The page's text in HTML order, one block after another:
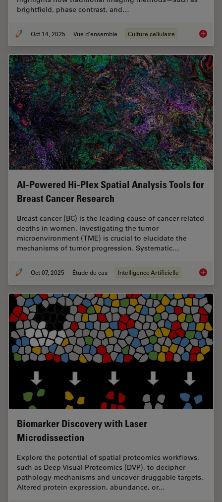
brightfield, phase contrast, and…
Oct 14, 2025 Vue d'ensemble Culture cellulaire
AI-Powered Hi-Plex Spatial Analysis Tools for
Breast Cancer Research
Breast cancer (BC) is the leading cause of cancer-related
deaths in women. Investigating the tumor
microenvironment (TME) is crucial to elucidate the
mechanisms of tumor progression. Systematic…
Oct 07, 2025 Étude de cas Intelligence Artificielle AI-
Biomarker Discovery with Laser
Microdissection
Explore the potential of spatial proteomics workflows,
such as Deep Visual Proteomics (DVP), to decipher
pathology mechanisms and uncover druggable targets.
Altered protein expression, abundance, or…